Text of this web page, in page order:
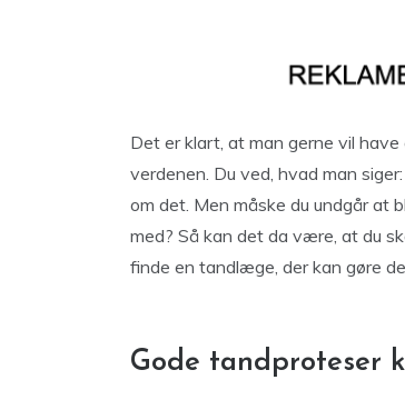
Det er klart, at man gerne vil
verdenen. Du ved, hvad man
om det. Men måske du undgår at
med? Så kan det da være, at du
finde en tandlæge, der kan gøre
Gode tandproteser